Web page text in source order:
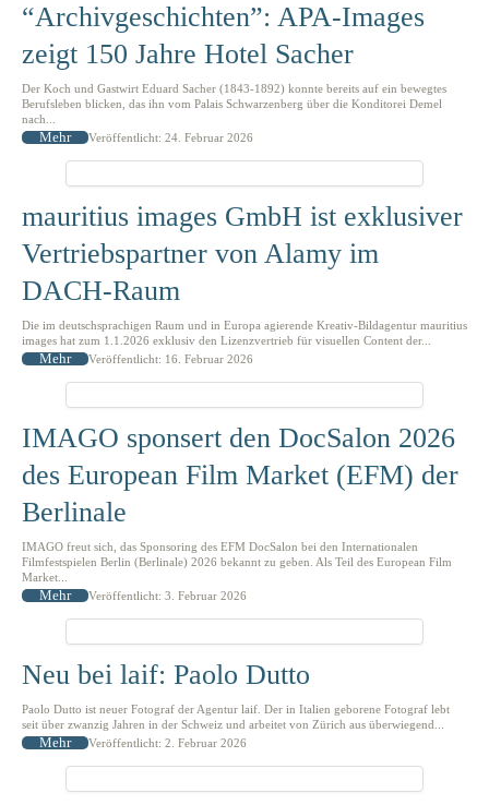
“Archivgeschichten”: APA-Images
zeigt 150 Jahre Hotel Sacher
Der Koch und Gastwirt Eduard Sacher (1843-1892) konnte bereits auf ein bewegtes
Berufsleben blicken, das ihn vom Palais Schwarzenberg über die Konditorei Demel
nach...
Mehr Veröffentlicht: 24. Februar 2026
mauritius images GmbH ist exklusiver
Vertriebspartner von Alamy im
DACH-Raum
Die im deutschsprachigen Raum und in Europa agierende Kreativ-Bildagentur mauritius
images hat zum 1.1.2026 exklusiv den Lizenzvertrieb für visuellen Content der...
Mehr Veröffentlicht: 16. Februar 2026
IMAGO sponsert den DocSalon 2026
des European Film Market (EFM) der
Berlinale
IMAGO freut sich, das Sponsoring des EFM DocSalon bei den Internationalen
Filmfestspielen Berlin (Berlinale) 2026 bekannt zu geben. Als Teil des European Film
Market...
Mehr Veröffentlicht: 3. Februar 2026
Neu bei laif: Paolo Dutto
Paolo Dutto ist neuer Fotograf der Agentur laif. Der in Italien geborene Fotograf lebt
seit über zwanzig Jahren in der Schweiz und arbeitet von Zürich aus überwiegend...
Mehr Veröffentlicht: 2. Februar 2026